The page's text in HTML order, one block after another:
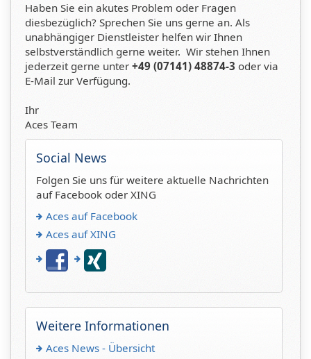
Haben Sie ein akutes Problem oder Fragen
diesbezüglich? Sprechen Sie uns gerne an. Als
unabhängiger Dienstleister helfen wir Ihnen
selbstverständlich gerne weiter. Wir stehen Ihnen
jederzeit gerne unter +49 (07141) 48874-3 oder via
E-Mail zur Verfügung.
Ihr
Aces Team
Social News
Folgen Sie uns für weitere aktuelle Nachrichten
auf Facebook oder XING
Aces auf Facebook
Aces auf XING
Weitere Informationen
Aces News - Übersicht